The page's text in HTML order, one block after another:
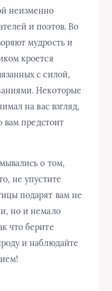
неизменно
и поэтов. Во
мудрость и
кроется
с силой,
Некоторые
на вас взгляд,
вам предстоит
о том,
не упустите
подарят вам не
но и немало
что берите
и наблюдайте